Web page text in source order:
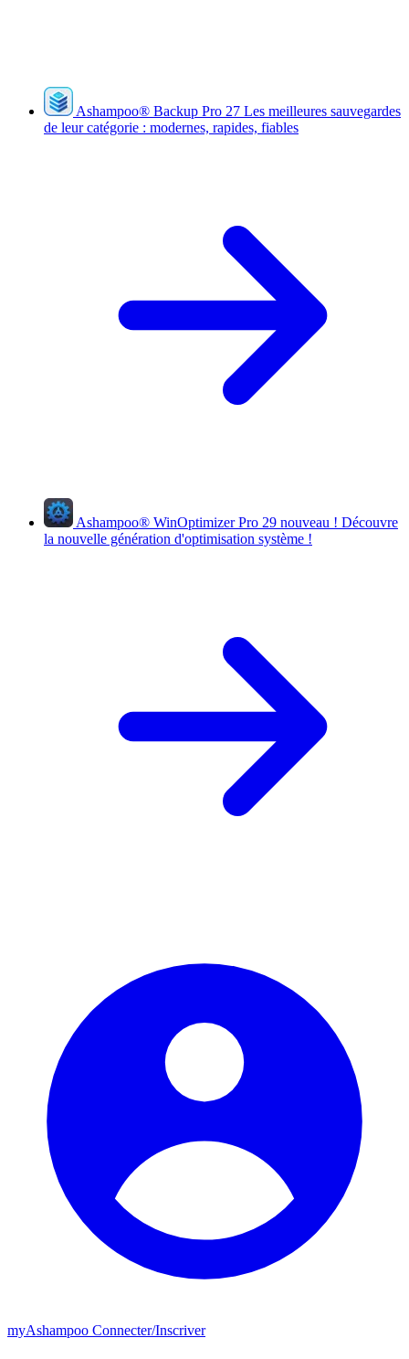
Ashampoo® Backup Pro 27 Les meilleures sauvegardes
de leur catégorie : modernes, rapides, fiables
Ashampoo® WinOptimizer Pro 29 nouveau ! Découvre
la nouvelle génération d'optimisation système !
myAshampoo Connecter/Inscriver